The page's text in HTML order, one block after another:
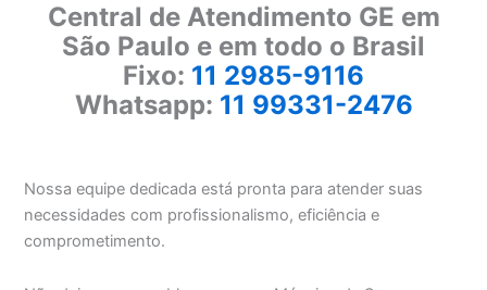
Central de Atendimento GE em
São Paulo e em todo o Brasil
Fixo: 11 2985-9116
Whatsapp: 11 99331-2476
Nossa equipe dedicada está pronta para atender suas
necessidades com profissionalismo, eficiência e
comprometimento.